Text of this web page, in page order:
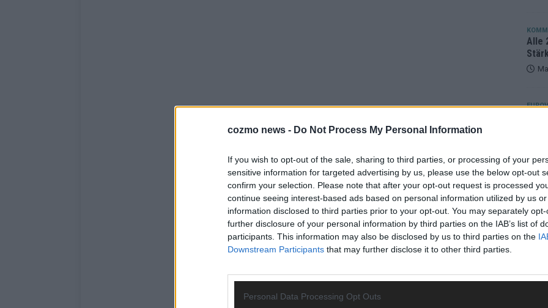
cozmo news - Do Not Process My Personal Information
If you wish to opt-out of the sale, sharing to third parties, or processing of your
sensitive information for targeted advertising by us, please use the below opt-out
confirm your selection. Please note that after your opt-out request is processed
continue seeing interest-based ads based on personal information utilized by us
information disclosed to third parties prior to your opt-out. You may separately
further disclosure of your personal information by third parties on the IAB’s list of
participants. This information may also be disclosed by us to third parties on the
Downstream Participants that may further disclose it to other third parties.
Personal Data Processing Opt Outs
Alle